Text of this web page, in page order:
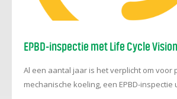
EPBD-inspectie met Life Cycle Vision
Al een aantal jaar is het verplicht om voor
mechanische koeling, een EPBD-inspectie